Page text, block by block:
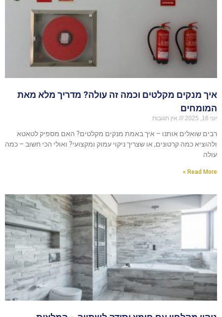
איך מנקים מקלטים וכמה זה עולה? מדריך מלא מאת
המומחים
יוני 16, 2025 אין תגובות
רבים שואלים אותנו – איך באמת מנקים מקלטים? האם מספיק לטאטא
ולהוציא כמה קרטונים, או שצריך ניקוי עמוק ומקצועי? ואולי הכי חשוב – כמה
עולה
Read More »